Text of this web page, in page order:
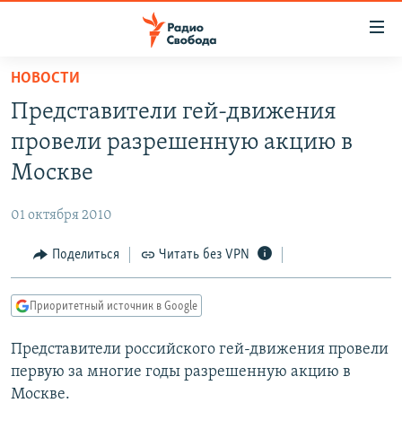
упрощенного
доступа
основному
Вернутся
Вернутся
поиску
ПОДКАСТЫ
АВТОРСКИЕ ПРОЕКТЫ
МНЕНИЯ
КУЛЬТУРА
КАВКАЗ.РЕАЛИИ
СЕВЕР.РЕАЛИИ
СИБИРЬ.РЕАЛИИ
НОВОСТИ
Представители гей-движения
провели разрешенную акцию в
Москве
01 октября 2010
Поделиться Читать без VPN
Приоритетный источник в Google
Представители российского гей-движения провели
первую за многие годы разрешенную акцию в
Москве.